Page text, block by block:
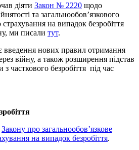
діяти Закон № 2220 щодо
та загальнообов’язкового
на випадок безробіття
ми писали тут.
введення нових правил отримання
війну, а також розширення підстав
часткового безробіття під час
Закону про загальнообов’язкове
на випадок безробіття.